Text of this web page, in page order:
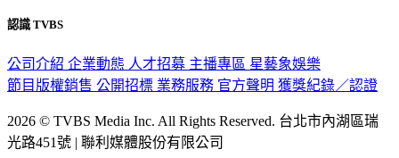
認識 TVBS
公司介紹 企業動態 人才招募 主播專區 星藝象娛樂
節目版權銷售 公開招標 業務服務 官方聲明 獲獎紀錄／認證
2026 © TVBS Media Inc. All Rights Reserved. 台北市內湖區瑞
光路451號 | 聯利媒體股份有限公司